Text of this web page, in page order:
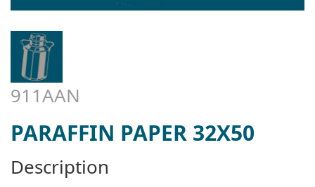
911AAN
PARAFFIN PAPER 32X50
Description